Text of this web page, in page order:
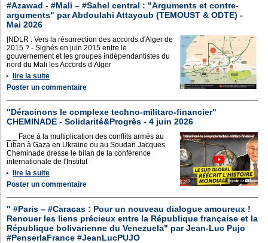
#Azawad - #Mali – #Sahel central : "Arguments et contre-
arguments" par Abdoulahi Attayoub (TEMOUST & ODTE) -
Mai 2026
[NDLR : Vers la résurrection des accords d'Alger de
2015 ? - Signés en juin 2015 entre le
gouvernement et les groupes indépendantistes du
nord du Mali les Accords d’Alger
lire la suite
Poster un commentaire
"Déracinons le complexe techno-militaro-financier"
CHEMINADE - Solidarité&Progrès - 4 juin 2026
_ _ Face à la multiplication des conflits armés au
Liban à Gaza en Ukraine ou au Soudan Jacques
Cheminade dresse le bilan de la conférence
internationale de l'Institut
lire la suite
Poster un commentaire
" #Paris – #Caracas : Pour un nouveau dialogue amoureux !
Renouer les liens précieux entre la République française et la
République bolivarienne du Venezuela" par Jean-Luc Pujo
#PenserlaFrance #JeanLucPUJO